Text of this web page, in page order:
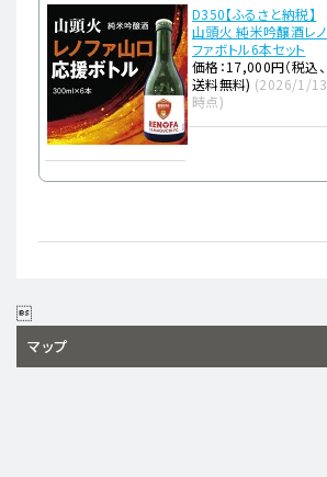
D350【ふるさと納税】
山頭火 純米吟醸酒レノ
ファボトル6本セット
価格：17,000円（税込、
送料無料) (2026/1/13
時点)

マップ